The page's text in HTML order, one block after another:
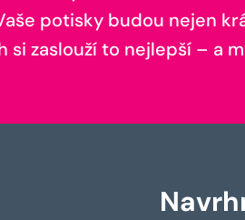
potisky budou nejen
si zaslouží to nejlepší – a